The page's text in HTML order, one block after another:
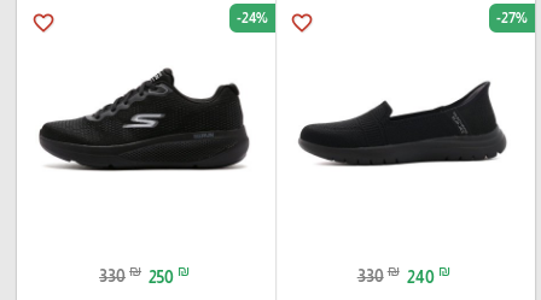
favorite_border -27%
330 ₪ 240 ₪
favorite_border -24%
330 ₪ 250 ₪